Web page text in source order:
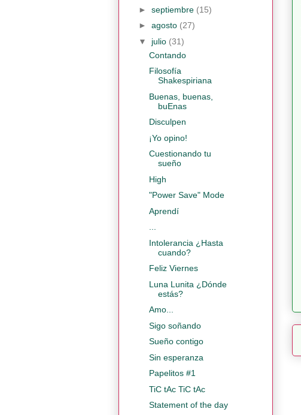
► septiembre (15)
► agosto (27)
▼ julio (31)
Contando
Filosofía
Shakespiriana
Buenas, buenas,
buEnas
Disculpen
¡Yo opino!
Cuestionando tu
sueño
High
"Power Save" Mode
Aprendí
...
Intolerancia ¿Hasta
cuando?
Feliz Viernes
Luna Lunita ¿Dónde
estás?
Amo...
Sigo soñando
Sueño contigo
Sin esperanza
Papelitos #1
TiC tAc TiC tAc
Statement of the day